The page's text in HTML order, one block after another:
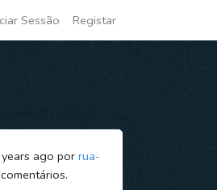
Sessão Registar
ago porrua-
comentários.